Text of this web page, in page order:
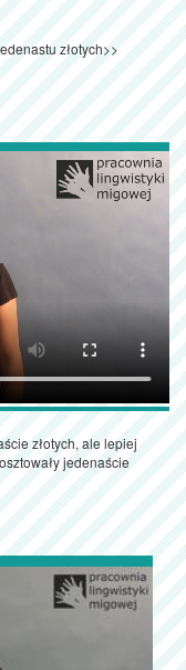
złotych>>
złotych, ale lepiej
jedenaście